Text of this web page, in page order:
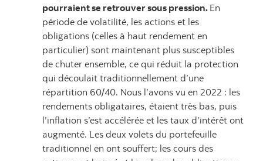
pourraient se retrouver sous pression. En
période de volatilité, les actions et les
obligations (celles à haut rendement en
particulier) sont maintenant plus susceptibles
de chuter ensemble, ce qui réduit la protection
qui découlait traditionnellement d’une
répartition 60/40. Nous l’avons vu en 2022 : les
rendements obligataires, étaient très bas, puis
l’inflation s’est accélérée et les taux d’intérêt ont
augmenté. Les deux volets du portefeuille
traditionnel en ont souffert; les cours des